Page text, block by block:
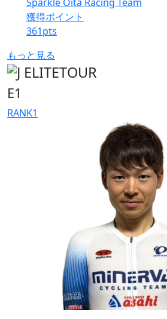
獲得ポイント
361pts
もっと見る
E1
RANK1